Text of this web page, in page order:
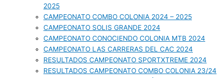
2025
CAMPEONATO COMBO COLONIA 2024 – 2025
CAMPEONATO SOLIS GRANDE 2024
CAMPEONATO CONOCIENDO COLONIA MTB 2024
CAMPEONATO LAS CARRERAS DEL CAC 2024
RESULTADOS CAMPEONATO SPORTXTREME 2024
RESULTADOS CAMPEONATO COMBO COLONIA 23/24